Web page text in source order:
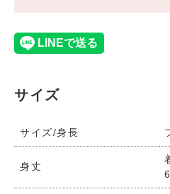
サイズ
サイズ/身長
身丈